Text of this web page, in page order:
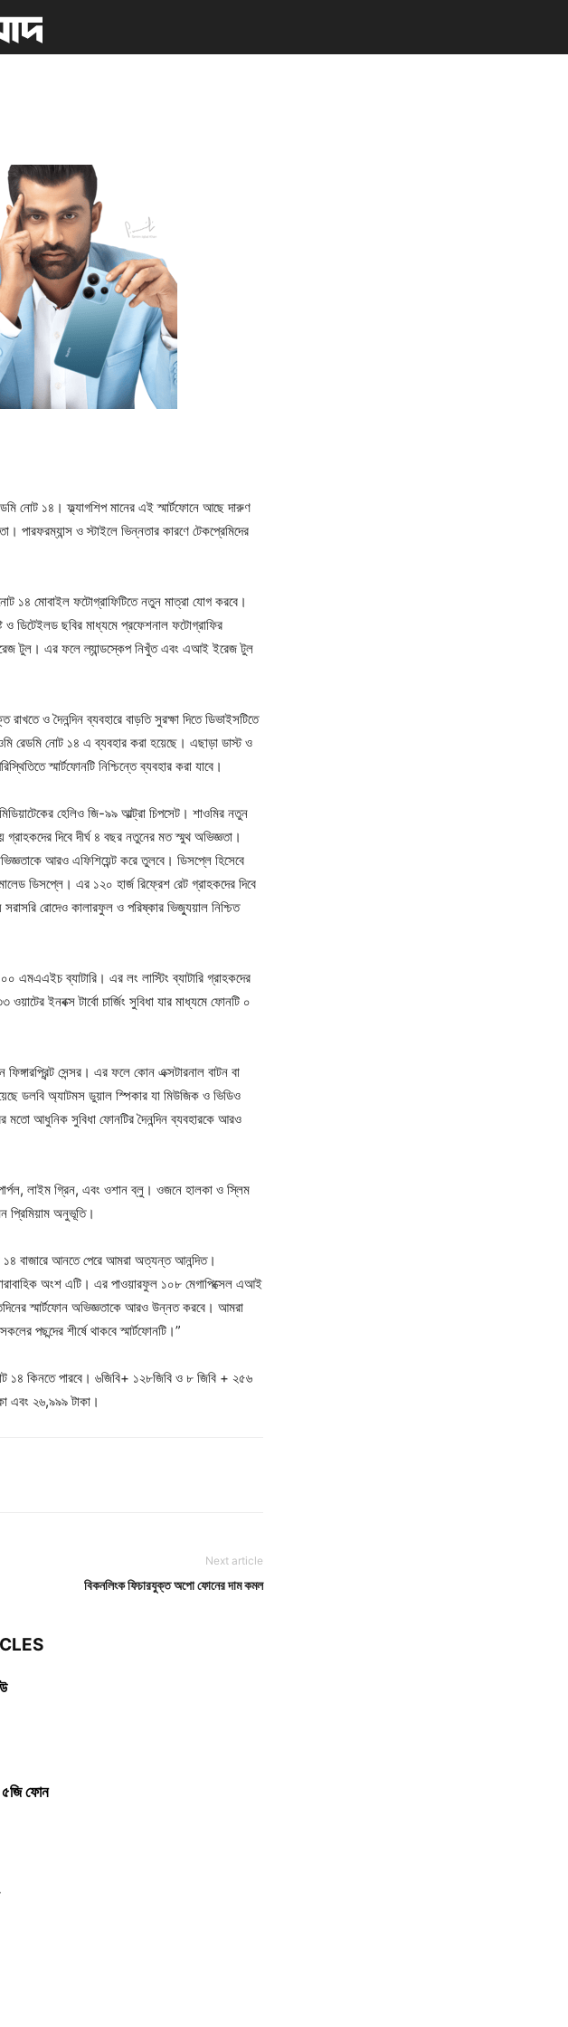
নোট ১৪। ফ্ল্যাগশিপ মানের এই স্মার্টফোনে আছে দারুণ
ও স্টাইলে ভিন্নতার কারণে টেকপ্রেমিদের
১৪ মোবাইল ফটোগ্রাফিটিতে নতুন মাত্রা যোগ করবে।
ও ডিটেইলড ছবির মাধ্যমে প্রফেশনাল ফটোগ্রাফির
টুল। এর ফলে ল্যান্ডস্কেপ নিখুঁত এবং এআই ইরেজ টুল
ও দৈনন্দিন ব্যবহারে বাড়তি সুরক্ষা দিতে ডিভাইসটিতে
রেডমি নোট ১৪ এ ব্যবহার করা হয়েছে। এছাড়া ডাস্ট ও
স্মার্টফোনটি নিশ্চিন্তে ব্যবহার করা যাবে।
হেলিও জি-৯৯ আল্ট্রা চিপসেট। শাওমির নতুন
দিবে দীর্ঘ ৪ বছর নতুনের মত স্মুথ অভিজ্ঞতা।
আরও এফিশিয়েন্ট করে তুলবে। ডিসপ্লে হিসেবে
ডিসপ্লে। এর ১২০ হার্জ রিফ্রেশ রেট গ্রাহকদের দিবে
রোদেও কালারফুল ও পরিষ্কার ভিজ্যুয়াল নিশ্চিত
এমএএইচ ব্যাটারি। এর লং লাস্টিং ব্যাটারি গ্রাহকদের
ইনবক্স টার্বো চার্জিং সুবিধা যার মাধ্যমে ফোনটি ০
সেন্সর। এর ফলে কোন এক্সটারনাল বাটন বা
ডলবি অ্যাটমস ডুয়াল স্পিকার যা মিউজিক ও ভিডিও
মতো আধুনিক সুবিধা ফোনটির দৈনন্দিন ব্যবহারকে আরও
পার্পল, লাইম গ্রিন, এবং ওশান ব্লু। ওজনে হালকা ও স্লিম
প্রিমিয়াম অনুভূতি।
১৪ বাজারে আনতে পেরে আমরা অত্যন্ত আনন্দিত।
অংশ এটি। এর পাওয়ারফুল ১০৮ মেগাপিক্সেল এআই
স্মার্টফোন অভিজ্ঞতাকে আরও উন্নত করবে। আমরা
পছন্দের শীর্ষে থাকবে স্মার্টফোনটি।”
১৪ কিনতে পারবে। ৬জিবি+ ১২৮জিবি ও ৮ জিবি + ২৫৬
এবং ২৬,৯৯৯ টাকা।
Next article
বিকনলিংক ফিচারযুক্ত অপো ফোনের দাম কমল
৫জি ফোন